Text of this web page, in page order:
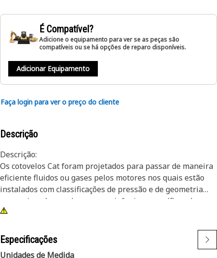
É Compatível?
Adicione o equipamento para ver se as peças são
compatíveis ou se há opções de reparo disponíveis.
Adicionar Equipamento
Faça login para ver o preço do cliente
Descrição
Descrição:
Os cotovelos Cat foram projetados para passar de maneira
eficiente fluidos ou gases pelos motores nos quais estão
instalados com classificações de pressão e de geometria
que variam de acordo com as exigências específicas da
aplicação. 8X-4886 é um cotovelo de ferro fundido que
Atributos:
Especificações
Unidades de Medida